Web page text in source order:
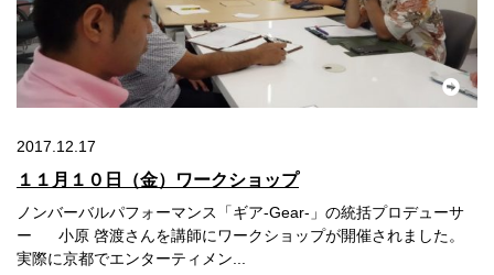
2017.12.17
１１月１０日（金）ワークショップ
ノンバーバルパフォーマンス「ギア-Gear-」の統括プロデューサ
ー 小原 啓渡さんを講師にワークショップが開催されました。
実際に京都でエンターティメン...